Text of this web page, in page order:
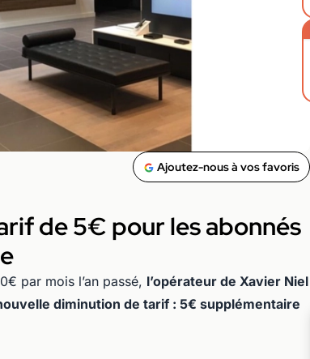
Ajoutez-nous à vos favoris
de 5€ pour les abonnés
par mois l’an passé, l’opérateur de Xavier Niel
diminution de tarif : 5€ supplémentaire